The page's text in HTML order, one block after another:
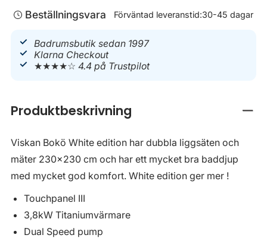
Beställningsvara Förväntad leveranstid:30-45 dagar
Badrumsbutik sedan 1997
Klarna Checkout
★★★★☆4.4 på Trustpilot
Produktbeskrivning
Viskan Bokö White edition har dubbla liggsäten och
mäter 230×230 cm och har ett mycket bra baddjup
med mycket god komfort. White edition ger mer !
Touchpanel III
3,8kW Titaniumvärmare
Dual Speed pump